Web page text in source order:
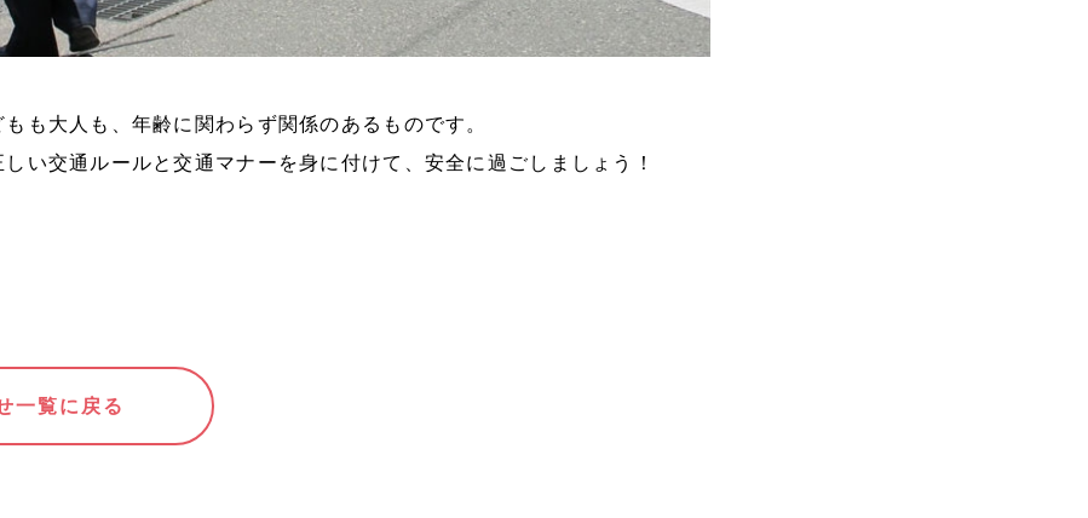
も大人も、年齢に関わらず関係のあるものです。
い交通ルールと交通マナーを身に付けて、安全に過ごしましょう！
一覧に戻る